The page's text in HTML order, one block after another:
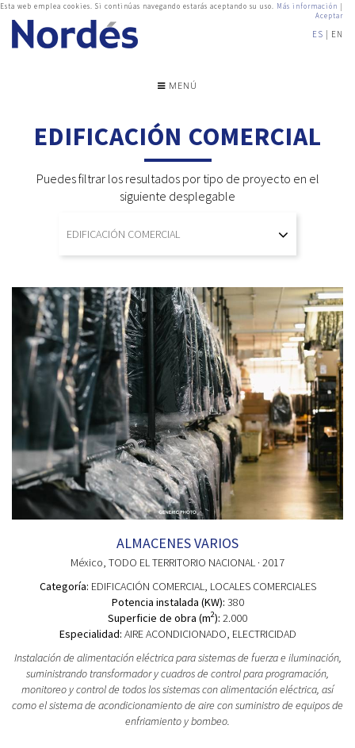
Esta web emplea cookies. Si continúas navegando estarás aceptando su uso. Más información |
Aceptar
ES EN
MENÚ
EDIFICACIÓN COMERCIAL
Puedes filtrar los resultados por tipo de proyecto en el
siguiente desplegable
ALMACENES VARIOS
México , TODO EL TERRITORIO NACIONAL · 2017
Categoría: EDIFICACIÓN COMERCIAL
, LOCALES COMERCIALES
Potencia instalada (KW): 380
Superficie de obra (m2): 2.000
Especialidad: AIRE ACONDICIONADO, ELECTRICIDAD
Instalación de alimentación eléctrica para sistemas de fuerza e iluminación,
suministrando transformador y cuadros de control para programación,
monitoreo y control de todos los sistemas con alimentación eléctrica, así
como el sistema de acondicionamiento de aire con suministro de equipos de
enfriamiento y bombeo.